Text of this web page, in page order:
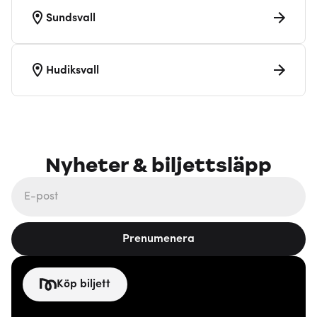
Sundsvall
Hudiksvall
Nyheter & biljettsläpp
Prenumenera
Köp biljett